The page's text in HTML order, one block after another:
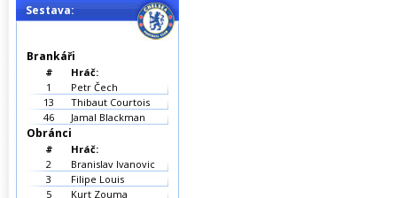
Sestava:
Brankáři
#
Hráč:
1
Petr Čech
13
Thibaut Courtois
46
Jamal Blackman
Obránci
#
Hráč:
2
Branislav Ivanovic
3
Filipe Louis
5
Kurt Zouma